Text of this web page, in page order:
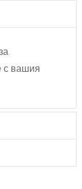
с вашия